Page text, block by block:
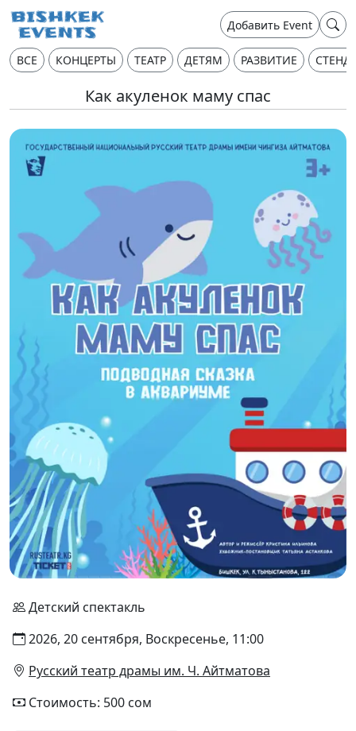
Добавить Event
ВСЕ КОНЦЕРТЫ ТЕАТР ДЕТЯМ РАЗВИТИЕ
Как акуленок маму спас
Детский спектакль
2026, 20 сентября, Воскресенье, 11:00
Русский театр драмы им. Ч. Айтматова
Стоимость: 500 сом